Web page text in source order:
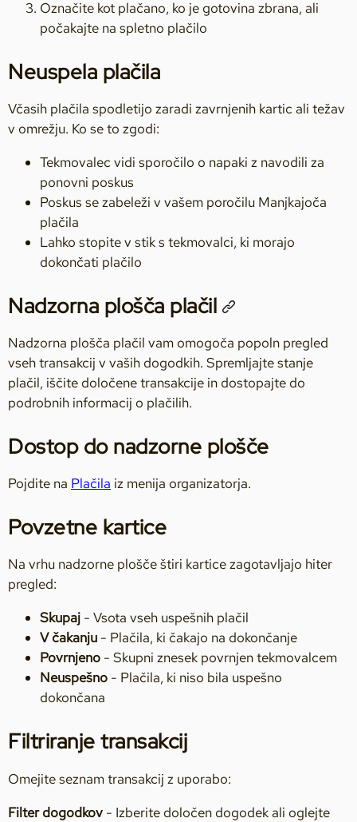
Označite kot plačano, ko je gotovina zbrana, ali
počakajte na spletno plačilo
Neuspela plačila
Včasih plačila spodletijo zaradi zavrnjenih kartic ali težav
v omrežju. Ko se to zgodi:
Tekmovalec vidi sporočilo o napaki z navodili za
ponovni poskus
Poskus se zabeleži v vašem poročilu Manjkajoča
plačila
Lahko stopite v stik s tekmovalci, ki morajo
dokončati plačilo
Nadzorna plošča plačil
Nadzorna plošča plačil vam omogoča popoln pregled
vseh transakcij v vaših dogodkih. Spremljajte stanje
plačil, iščite določene transakcije in dostopajte do
podrobnih informacij o plačilih.
Dostop do nadzorne plošče
Pojdite na Plačila iz menija organizatorja.
Povzetne kartice
Na vrhu nadzorne plošče štiri kartice zagotavljajo hiter
pregled:
Skupaj - Vsota vseh uspešnih plačil
V čakanju - Plačila, ki čakajo na dokončanje
Povrnjeno - Skupni znesek povrnjen tekmovalcem
Neuspešno - Plačila, ki niso bila uspešno
dokončana
Filtriranje transakcij
Omejite seznam transakcij z uporabo:
Filter dogodkov - Izberite določen dogodek ali oglejte